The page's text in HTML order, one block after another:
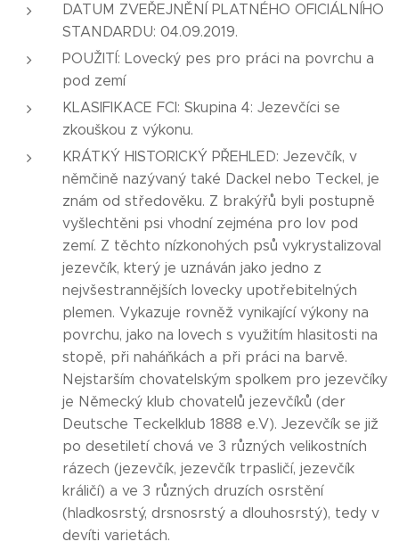
DATUM ZVEŘEJNĚNÍ PLATNÉHO OFICIÁLNÍHO
STANDARDU: 04.09.2019.
POUŽITÍ: Lovecký pes pro práci na povrchu a
pod zemí
KLASIFIKACE FCI: Skupina 4: Jezevčíci se
zkouškou z výkonu.
KRÁTKÝ HISTORICKÝ PŘEHLED: Jezevčík, v
němčině nazývaný také Dackel nebo Teckel, je
znám od středověku. Z brakýřů byli postupně
vyšlechtěni psi vhodní zejména pro lov pod
zemí. Z těchto nízkonohých psů vykrystalizoval
jezevčík, který je uznáván jako jedno z
nejvšestrannějších lovecky upotřebitelných
plemen. Vykazuje rovněž vynikající výkony na
povrchu, jako na lovech s využitím hlasitosti na
stopě, při naháňkách a při práci na barvě.
Nejstarším chovatelským spolkem pro jezevčíky
je Německý klub chovatelů jezevčíků (der
Deutsche Teckelklub 1888 e.V). Jezevčík se již
po desetiletí chová ve 3 různých velikostních
rázech (jezevčík, jezevčík trpasličí, jezevčík
králičí) a ve 3 různých druzích osrstění
(hladkosrstý, drsnosrstý a dlouhosrstý), tedy v
devíti varietách.